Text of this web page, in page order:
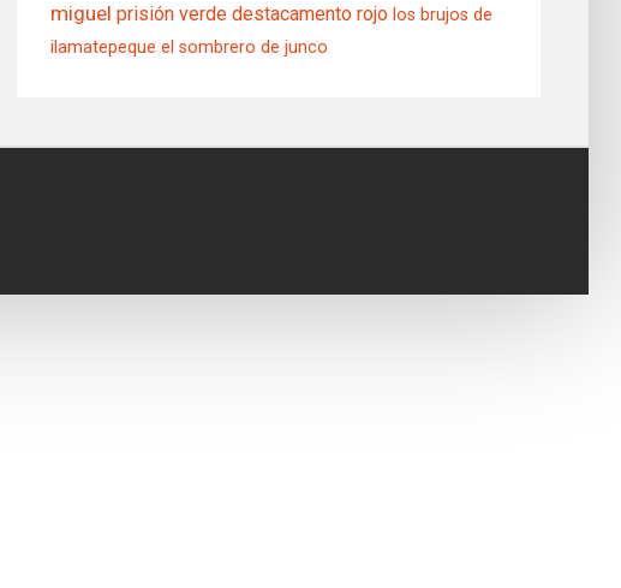
miguel prisión verde destacamento rojo los brujos de
ilamatepeque el sombrero de junco